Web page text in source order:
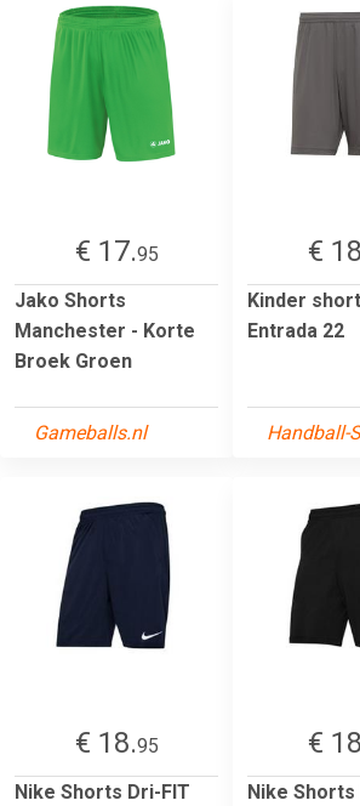
€ 17.95
Jako Shorts
Manchester - Korte
Broek Groen
Gameballs.nl
€
Kinder
Entrada 22
Handball-
€ 18.95
Nike Shorts Dri-FIT
€
Nike Shorts